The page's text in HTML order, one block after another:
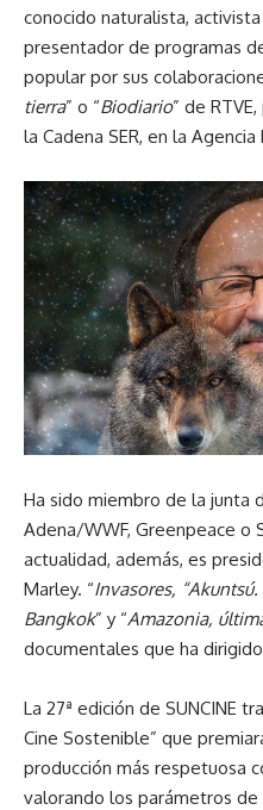
conocido naturalista,
presentador de programas
popular por sus
tierra” o “Biodiario” de
la Cadena SER, en la
Ha sido miembro de la junta
Adena/WWF, Greenpeace o
actualidad, además, es
Marley. “Invasores,
Bangkok” y “Amazonia,
documentales que ha
La 27ª edición de SUNCINE
Cine Sostenible” que
producción más respetuosa
valorando los parámetros